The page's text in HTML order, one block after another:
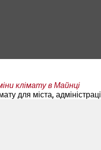
клімату в Майнці
для міста,